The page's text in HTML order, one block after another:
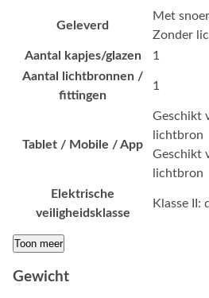
Geleverd
Met
Zonder
Aantal kapjes/glazen
1
Aantal lichtbronnen /
fittingen
1
Tablet / Mobile / App
Geschikt
lichtbron
Geschikt
lichtbron
Elektrische
veiligheidsklasse
Klasse II:
Toon meer
Gewicht